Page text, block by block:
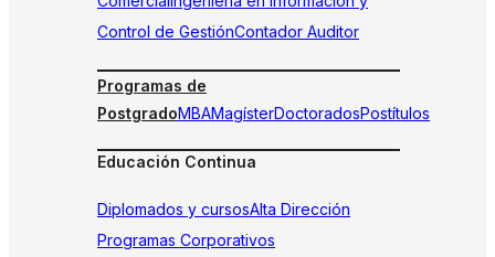
Control de GestiónContador Auditor
Programas de
PostgradoMBAMagísterDoctoradosPostítulos
Educación Continua
Diplomados y cursosAlta Dirección
Programas Corporativos